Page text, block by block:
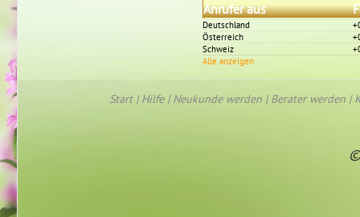
Anrufer aus
Deutschland
Österreich
Schweiz
Alle anzeigen
Start|Hilfe|Neukunde werden |Berater werden |